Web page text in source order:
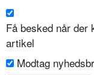
Få besked når der
artikel
Modtag